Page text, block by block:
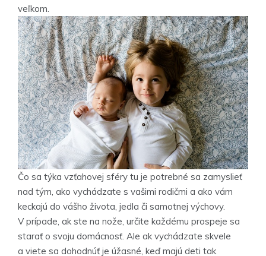
veľkom.
Čo sa týka vzťahovej sféry tu je potrebné sa zamyslieť
nad tým, ako vychádzate s vašimi rodičmi a ako vám
keckajú do vášho života, jedla či samotnej výchovy.
V prípade, ak ste na nože, určite každému prospeje sa
starať o svoju domácnosť. Ale ak vychádzate skvele
a viete sa dohodnúť je úžasné, keď majú deti tak